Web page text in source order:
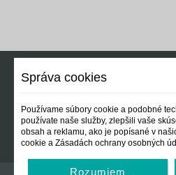
Správa cookies
Používame súbory cookie a podobné
používate naše služby, zlepšili vaše
obsah a reklamu, ako je popísané v
cookie a Zásadách ochrany osobných
Rozumiem